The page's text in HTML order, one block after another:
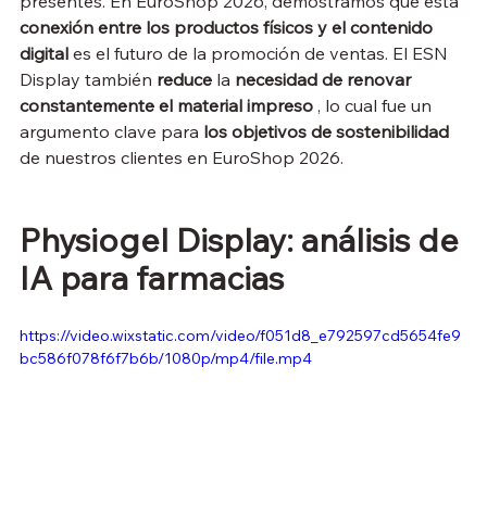
conexión entre los productos físicos y el contenido
digital es el futuro de la promoción de ventas. El ESN
Display también reduce la necesidad de renovar
constantemente el material impreso , lo cual fue un
argumento clave para los objetivos de sostenibilidad
de nuestros clientes en EuroShop 2026.
Physiogel Display: análisis de
IA para farmacias
https://video.wixstatic.com/video/f051d8_e792597cd5654fe9
bc586f078f6f7b6b/1080p/mp4/file.mp4